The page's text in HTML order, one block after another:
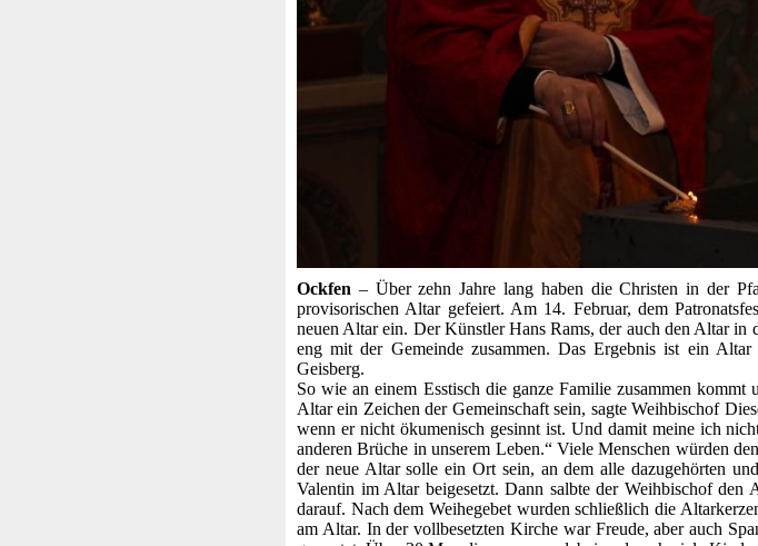
Ockfen – Über zehn Jahre lang haben die Christen in der
provisorischen Altar gefeiert. Am 14. Februar, dem
neuen Altar ein. Der Künstler Hans Rams, der auch den Altar in
eng mit der Gemeinde zusammen. Das Ergebnis ist ein
Geisberg.
So wie an einem Esstisch die ganze Familie zusammen
Altar ein Zeichen der Gemeinschaft sein, sagte Weihbischof
wenn er nicht ökumenisch gesinnt ist. Und damit meine ich
anderen Brüche in unserem Leben.“ Viele Menschen würden
der neue Altar solle ein Ort sein, an dem alle dazugehörten
Valentin im Altar beigesetzt. Dann salbte der Weihbischof
darauf. Nach dem Weihegebet wurden schließlich die
am Altar. In der vollbesetzten Kirche war Freude, aber auch